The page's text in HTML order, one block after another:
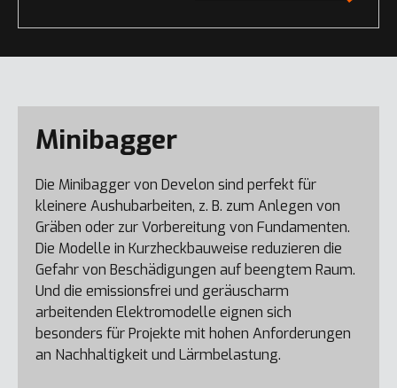
Minibagger
Die Minibagger von Develon sind perfekt für
kleinere Aushubarbeiten, z. B. zum Anlegen von
Gräben oder zur Vorbereitung von Fundamenten.
Die Modelle in Kurzheckbauweise reduzieren die
Gefahr von Beschädigungen auf beengtem Raum.
Und die emissionsfrei und geräuscharm
arbeitenden Elektromodelle eignen sich
besonders für Projekte mit hohen Anforderungen
an Nachhaltigkeit und Lärmbelastung.